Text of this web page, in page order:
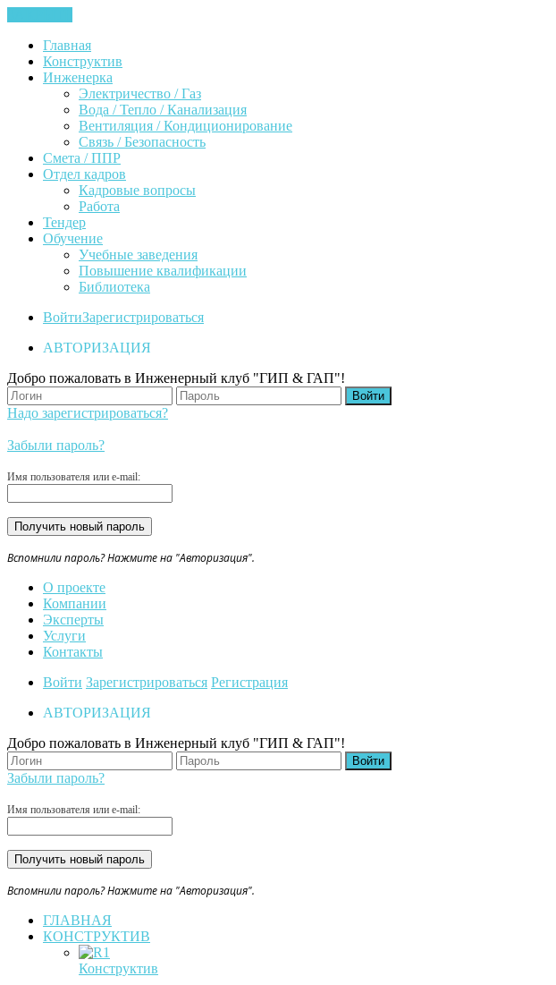
Главная
Конструктив
Инженерка
Электричество / Газ
Вода / Тепло / Канализация
Вентиляция / Кондиционирование
Связь / Безопасность
Смета / ППР
Отдел кадров
Кадровые вопросы
Работа
Тендер
Обучение
Учебные заведения
Повышение квалификации
Библиотека
ВойтиЗарегистрироваться
АВТОРИЗАЦИЯ
Добро пожаловать в Инженерный клуб "ГИП & ГАП"!
Надо зарегистрироваться?
Забыли пароль?
Имя пользователя или e-mail:
Вспомнили пароль? Нажмите на "Авторизация".
О проекте
Компании
Эксперты
Услуги
Контакты
Войти Зарегистрироваться Регистрация
АВТОРИЗАЦИЯ
Добро пожаловать в Инженерный клуб "ГИП & ГАП"!
Забыли пароль?
Имя пользователя или e-mail:
Вспомнили пароль? Нажмите на "Авторизация".
ГЛАВНАЯ
КОНСТРУКТИВ
Конструктив